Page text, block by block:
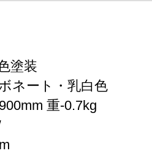
塗装
ネート・乳白色
重-0.7kg